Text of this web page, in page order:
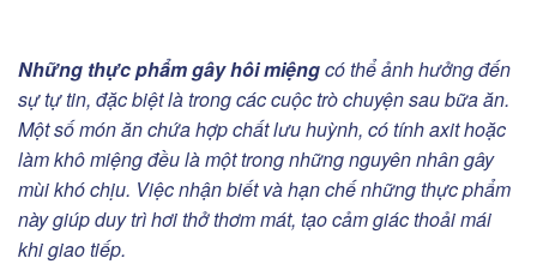
Những thực phẩm gây hôi miệngcó thể ảnh hưởng đến
sự tự tin, đặc biệt là trong các cuộc trò chuyện sau bữa ăn.
Một số món ăn chứa hợp chất lưu huỳnh, có tính axit hoặc
làm khô miệng đều là một trong những nguyên nhân gây
mùi khó chịu. Việc nhận biết và hạn chế những thực phẩm
này giúp duy trì hơi thở thơm mát, tạo cảm giác thoải mái
khi giao tiếp.